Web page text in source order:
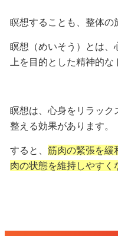
瞑想することも、整体の
瞑想（めいそう）とは、
上を目的とした精神的
瞑想は、心身をリラック
整える効果があります。
すると、 筋肉の緊張を緩
肉の状態を維持しやすく